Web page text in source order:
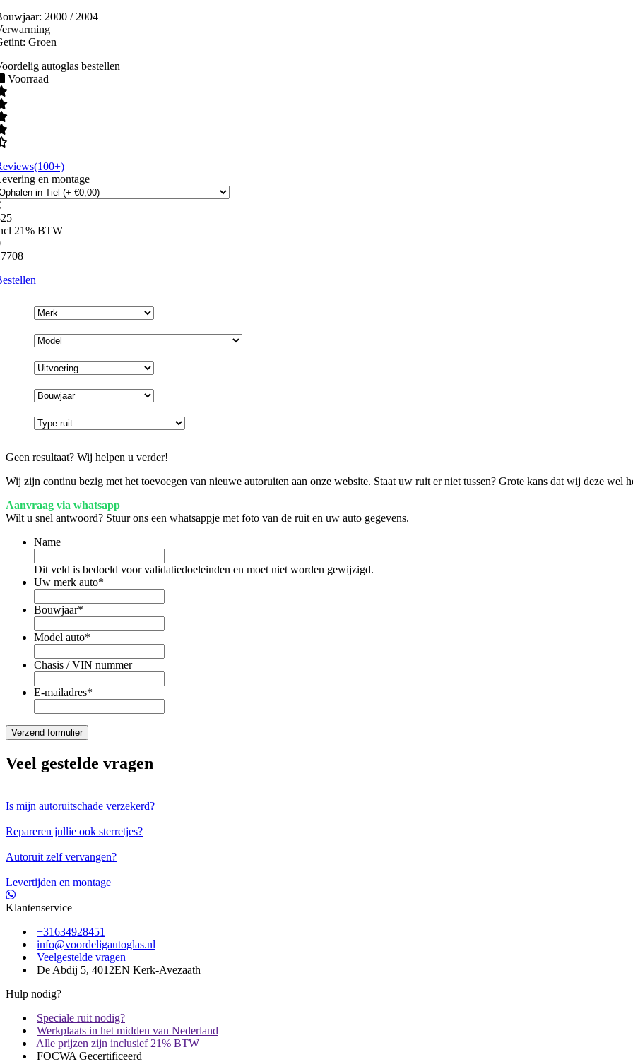
2000 / 2004
Groen
autoglas bestellen
Voorraad
en montage
21% BTW
Geen resultaat? Wij helpen u verder!
Wij zijn continu bezig met het toevoegen van nieuwe autoruiten aan onze website. Staat uw ruit er niet tussen? Grote kans dat wij deze
Aanvraag via whatsapp
Wilt u snel antwoord? Stuur ons een whatsappje met foto van de ruit en uw auto gegevens.
Name
Dit veld is bedoeld voor validatiedoeleinden en moet niet worden gewijzigd.
Uw merk auto*
Bouwjaar*
Model auto*
Chasis / VIN nummer
E-mailadres*
Veel gestelde vragen
Is mijn autoruitschade verzekerd?
Repareren jullie ook sterretjes?
Autoruit zelf vervangen?
Levertijden en montage
Klantenservice
+31634928451
info@voordeligautoglas.nl
Veelgestelde vragen
De Abdij 5, 4012EN Kerk-Avezaath
Hulp nodig?
Speciale ruit nodig?
Werkplaats in het midden van Nederland
Alle prijzen zijn inclusief 21% BTW
FOCWA Gecertificeerd